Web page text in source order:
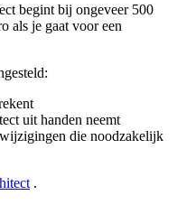
begint bij ongeveer 500
als je gaat voor een
uit handen neemt
die noodzakelijk
.